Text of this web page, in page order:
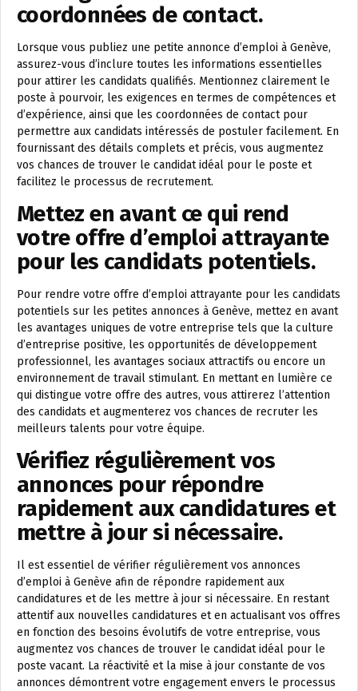
coordonnées de contact.
Lorsque vous publiez une petite annonce d’emploi à Genève,
assurez-vous d’inclure toutes les informations essentielles
pour attirer les candidats qualifiés. Mentionnez clairement le
poste à pourvoir, les exigences en termes de compétences et
d’expérience, ainsi que les coordonnées de contact pour
permettre aux candidats intéressés de postuler facilement. En
fournissant des détails complets et précis, vous augmentez
vos chances de trouver le candidat idéal pour le poste et
facilitez le processus de recrutement.
Mettez en avant ce qui rend
votre offre d’emploi attrayante
pour les candidats potentiels.
Pour rendre votre offre d’emploi attrayante pour les candidats
potentiels sur les petites annonces à Genève, mettez en avant
les avantages uniques de votre entreprise tels que la culture
d’entreprise positive, les opportunités de développement
professionnel, les avantages sociaux attractifs ou encore un
environnement de travail stimulant. En mettant en lumière ce
qui distingue votre offre des autres, vous attirerez l’attention
des candidats et augmenterez vos chances de recruter les
meilleurs talents pour votre équipe.
Vérifiez régulièrement vos
annonces pour répondre
rapidement aux candidatures et
mettre à jour si nécessaire.
Il est essentiel de vérifier régulièrement vos annonces
d’emploi à Genève afin de répondre rapidement aux
candidatures et de les mettre à jour si nécessaire. En restant
attentif aux nouvelles candidatures et en actualisant vos offres
en fonction des besoins évolutifs de votre entreprise, vous
augmentez vos chances de trouver le candidat idéal pour le
poste vacant. La réactivité et la mise à jour constante de vos
annonces démontrent votre engagement envers le processus